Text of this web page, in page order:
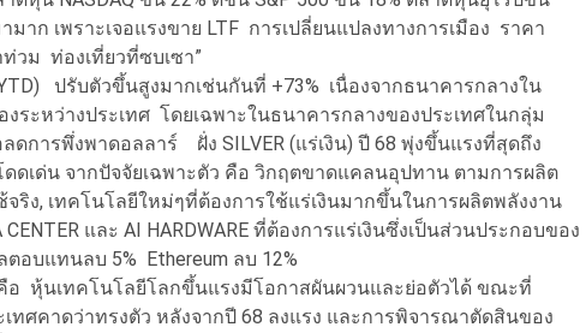
มาก เพราะเจอแรงขาย LTF การเปลี่ยนแปลงทางการเมือง ราคา
วม ท่องเที่ยวที่ซบเซา”
ปรับตัวขึ้นสูงมากเช่นกันที่ +73% เนื่องจากธนาคารกลางใน
ระหว่างประเทศ โดยเฉพาะในธนาคารกลางของประเทศในกลุ่ม
ดการพึ่งพาดอลลาร์ ฝั่ง SILVER (แร่เงิน) ปี 68 พุ่งขึ้นแรงที่สุดถึง
ดเด่น จากปัจจัยเฉพาะตัว คือ วิกฤตขาดแคลนอุปทาน ตามการผลิต
ริง, เทคโนโลยีใหม่ๆที่ต้องการใช้แร่เงินมากขึ้นในการผลิตพลังงาน
และ AI HARDWARE ที่ต้องการแร่เงินซึ่งเป็นส่วนประกอบของ
บแทนลบ 5% Ethereum ลบ 12%
อ หุ้นเทคโนโลยีโลกขึ้นแรงมีโอกาสผันผวนและย่อตัวได้ ขณะที่
ทศคาดว่าทรงตัว หลังจากปี 68 ลงแรง และการพิจารณาตัดสินของ